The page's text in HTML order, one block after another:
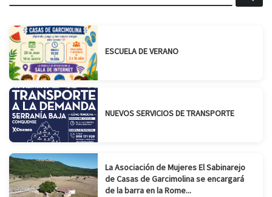
ESCUELA DE VERANO
NUEVOS SERVICIOS DE TRANSPORTE
La Asociación de Mujeres El Sabinarejo
de Casas de Garcimolina se encargará
de la barra en la Rome...